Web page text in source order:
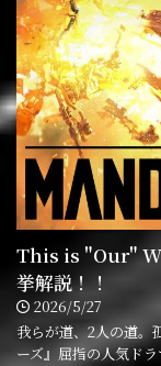
This is "Our"
挙解説！！
2026/5/27
我らが道、2人の道。
ーズ』屈指の人気ド